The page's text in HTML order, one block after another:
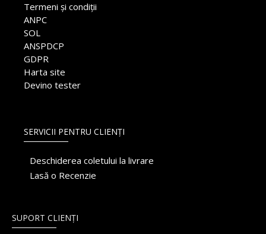
Termeni și condiții
ANPC
SOL
ANSPDCP
GDPR
Harta site
Devino tester
SERVICII PENTRU CLIENȚI
Deschiderea coletului la livrare
Lasă o Recenzie
SUPORT CLIENȚI